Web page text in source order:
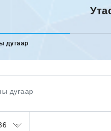
дугаар
дугаар